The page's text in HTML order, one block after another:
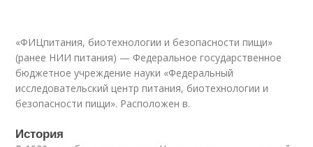
«ФИЦпитания, биотехнологии и безопасности пищи»
(ранее НИИ питания) — Федеральное государственное
бюджетное учреждение науки «Федеральный
исследовательский центр питания, биотехнологии и
безопасности пищи». Расположен в.
История